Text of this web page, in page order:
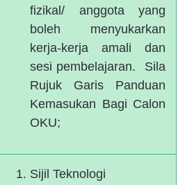
fizikal/ anggota yang
boleh menyukarkan
kerja-kerja amali dan
sesi pembelajaran. Sila
Rujuk Garis Panduan
Kemasukan Bagi Calon
OKU;
Sijil Teknologi